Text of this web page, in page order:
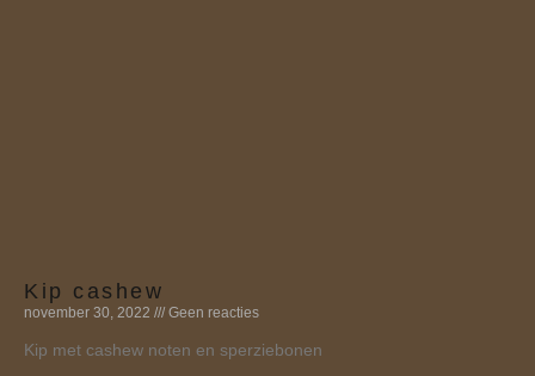
Kip cashew
november 30, 2022 Geen reacties
Kip met cashew noten en sperziebonen